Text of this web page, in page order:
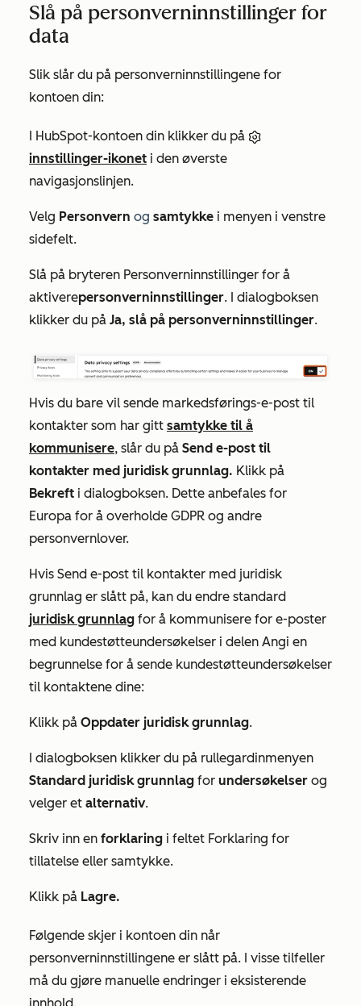
Slå på personverninnstillinger for
data
Slik slår du på personverninnstillingene for
kontoen din:
I HubSpot-kontoen din klikker du på
innstillinger-ikonet i den øverste
navigasjonslinjen.
Velg Personvern og samtykke i menyen i venstre
sidefelt.
Slå på bryteren Personverninnstillinger for å
aktiverepersonverninnstillinger. I dialogboksen
klikker du på Ja, slå på personverninnstillinger.
Hvis du bare vil sende markedsførings-e-post til
kontakter som har gitt samtykke til å
kommunisere, slår du på Send e-post til
kontakter med juridisk grunnlag. Klikk på
Bekreft i dialogboksen. Dette anbefales for
Europa for å overholde GDPR og andre
personvernlover.
Hvis Send e-post til kontakter med juridisk
grunnlag er slått på, kan du endre standard
juridisk grunnlag for å kommunisere for e-poster
med kundestøtteundersøkelser i delen Angi en
begrunnelse for å sende kundestøtteundersøkelser
til kontaktene dine:
Klikk på Oppdater juridisk grunnlag.
I dialogboksen klikker du på rullegardinmenyen
Standard juridisk grunnlag for undersøkelser og
velger et alternativ.
Skriv inn en forklaring i feltet Forklaring for
tillatelse eller samtykke.
Klikk på Lagre.
Følgende skjer i kontoen din når
personverninnstillingene er slått på. I visse tilfeller
må du gjøre manuelle endringer i eksisterende
innhold.